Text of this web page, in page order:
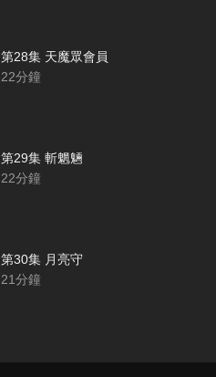
第28集 天魔眾會員
22分鐘
第29集 斬魍魎
22分鐘
第30集 月亮守
21分鐘